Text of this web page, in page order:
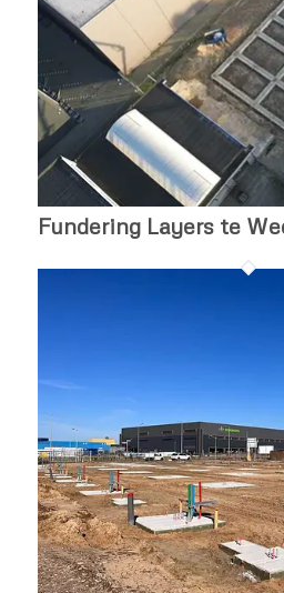
Fundering Layers te